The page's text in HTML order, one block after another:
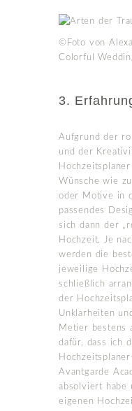
©Foto von
Colorful
3.
Aufgrund der
und der
Wünsche wie
oder Motive in
passendes
sich dann der
Hochzeit. Je
werden die
jeweilige
schließlich
der
Unklarheiten
Metier bestens
dafür, dass ich
Avantgarde
absolviert habe
eigenen